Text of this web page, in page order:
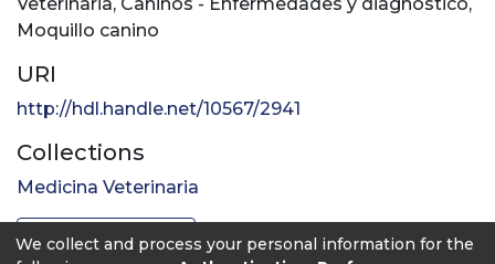
Moquillo canino
URI
http://hdl.handle.net/10567/2941
Collections
Medicina Veterinaria
Full item page
We collect and process your personal information for the